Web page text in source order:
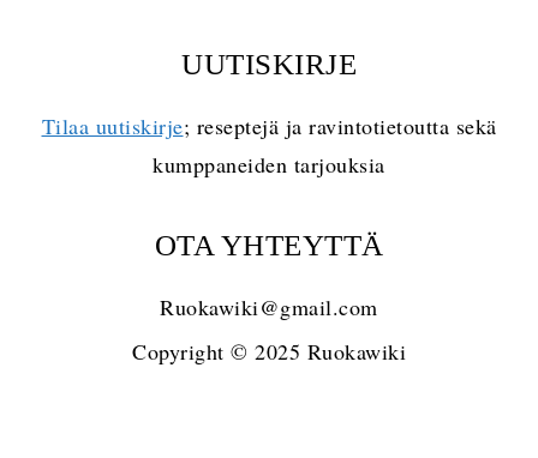
UUTISKIRJE
Tilaa uutiskirje; reseptejä ja ravintotietoutta sekä
kumppaneiden tarjouksia
OTA YHTEYTTÄ
Ruokawiki@gmail.com
Copyright © 2025 Ruokawiki